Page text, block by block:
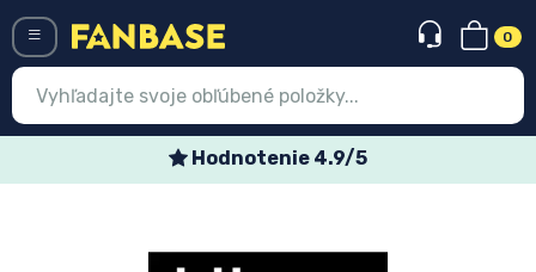
0
Hodnotenie 4.9/5